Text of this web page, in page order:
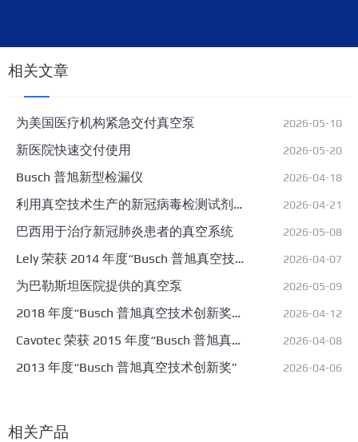
相关文章
为美国医疗机构紧急交付真空泵 2026-05-10
新医院快速交付使用 2026-05-20
Busch 普旭新型检漏仪 2026-04-18
利用真空技术生产的新冠病毒检测试剂
盒的塑料部件
2026-04-21
巴西用于治疗新冠肺炎患者的真空系统 2026-05-08
Lely 荣获 2014 年度“Busch 普旭真空技
术创新奖”
2026-04-07
为巴勒斯坦医院提供的真空泵 2026-05-09
2018 年度“Busch 普旭真空技术创新奖”
被授予 Lapierre
2026-04-12
Cavotec 荣获 2015 年度“Busch 普旭真
空技术创新奖”
2026-04-08
2013 年度“Busch 普旭真空技术创新奖” 2026-04-06
相关产品